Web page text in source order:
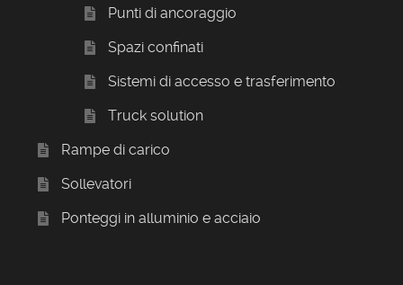
Punti di ancoraggio
Spazi confinati
Sistemi di accesso e trasferimento
Truck solution
Rampe di carico
Sollevatori
Ponteggi in alluminio e acciaio